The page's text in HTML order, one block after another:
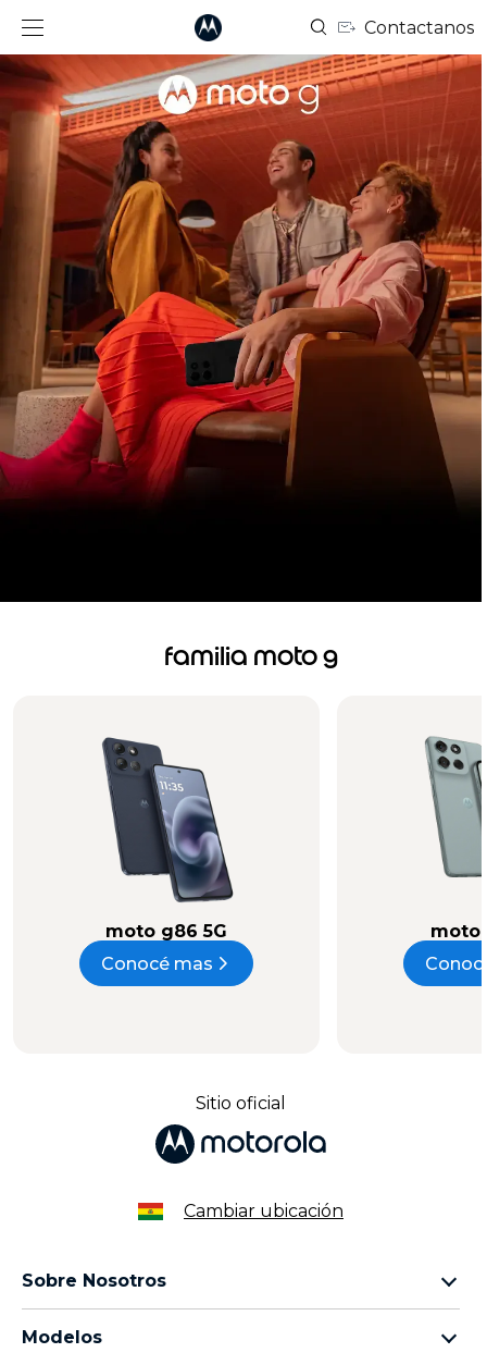
Contactanos
familia moto g
moto g86 5G
Conocé mas
moto
Sitio oficial
Cambiar ubicación
Sobre Nosotros
Modelos